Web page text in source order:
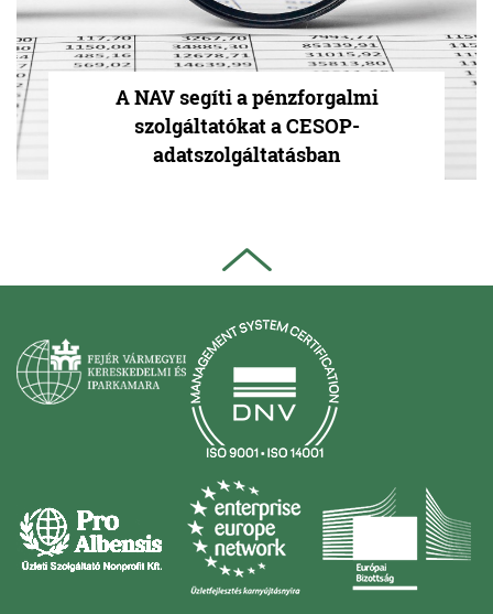
A NAV segíti a pénzforgalmi
szolgáltatókat a CESOP-
adatszolgáltatásban